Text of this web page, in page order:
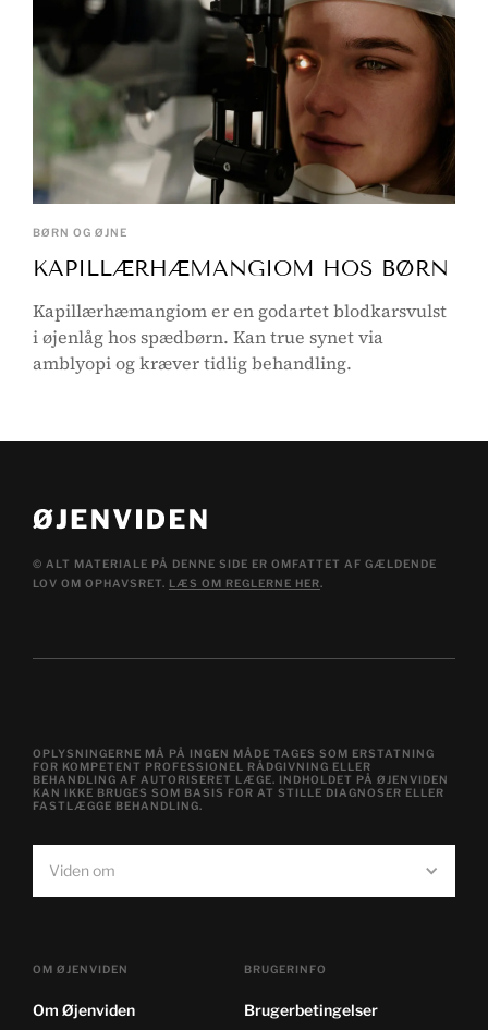
BØRN OG ØJNE
KAPILLÆRHÆMANGIOM HOS BØRN
Kapillærhæmangiom er en godartet blodkarsvulst
i øjenlåg hos spædbørn. Kan true synet via
amblyopi og kræver tidlig behandling.
© ALT MATERIALE PÅ DENNE SIDE ER OMFATTET AF GÆLDENDE
LOV OM OPHAVSRET. LÆS OM REGLERNE HER.
Viden om
OPLYSNINGERNE MÅ PÅ INGEN MÅDE TAGES SOM ERSTATNING
FOR KOMPETENT PROFESSIONEL RÅDGIVNING ELLER
BEHANDLING AF AUTORISERET LÆGE. INDHOLDET PÅ ØJENVIDEN
KAN IKKE BRUGES SOM BASIS FOR AT STILLE DIAGNOSER ELLER
FASTLÆGGE BEHANDLING.
OM ØJENVIDEN
Om Øjenviden
BRUGERINFO
Brugerbetingelser